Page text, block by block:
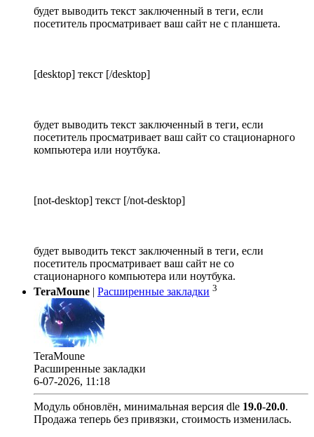
будет выводить текст заключенный в теги, если
посетитель просматривает ваш сайт не с планшета.
[desktop] текст [/desktop]
будет выводить текст заключенный в теги, если
посетитель просматривает ваш сайт со стационарного
компьютера или ноутбука.
[not-desktop] текст [/not-desktop]
будет выводить текст заключенный в теги, если
посетитель просматривает ваш сайт не со
стационарного компьютера или ноутбука.
TeraMoune | Расширенные закладки 3
TeraMoune
Расширенные закладки
6-07-2026, 11:18
Модуль обновлён, минимальная версия dle 19.0-20.0.
Продажа теперь без привязки, стоимость изменилась.